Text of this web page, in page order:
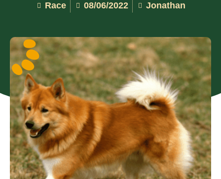
Race 08/06/2022 Jonathan